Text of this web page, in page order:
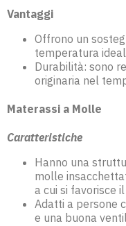
Vantaggi
Offrono un
temperatura
Durabilità: sono
originaria nel
Materassi a Molle
Caratteristiche
Hanno una
molle
a cui si favorisce
Adatti a persone
e una buona